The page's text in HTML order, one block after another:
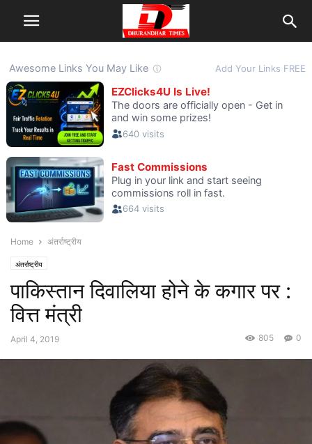
Home अंतर्राष्ट्रीय
अंतर्राष्ट्रीय
पाकिस्तान दिवालिया होने के कगार पर :
वित्त मंत्री
April 4, 2019 0
805